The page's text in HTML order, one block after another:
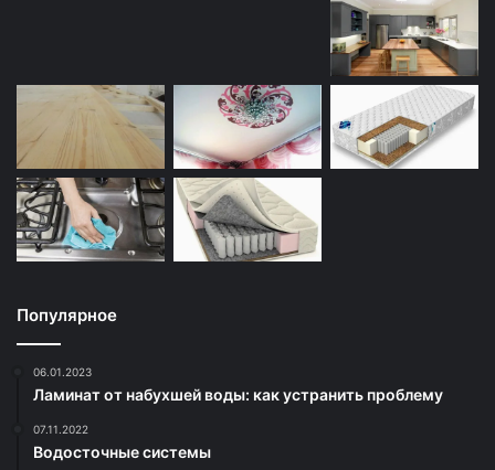
Популярное
06.01.2023
Ламинат от набухшей воды: как устранить проблему
07.11.2022
Водосточные системы